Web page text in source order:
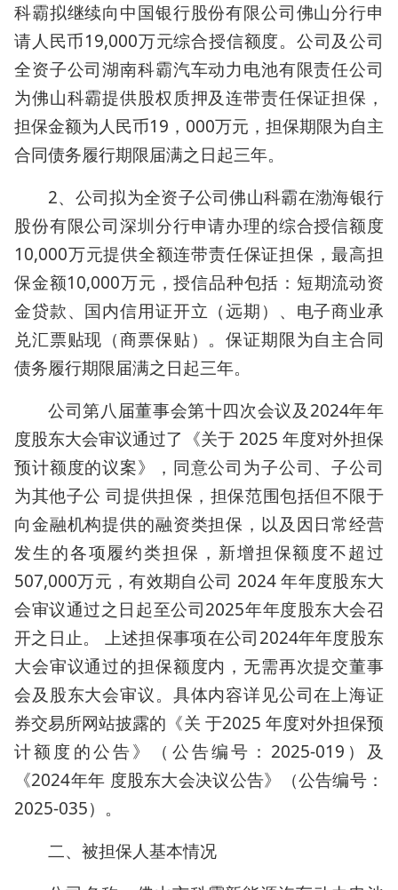
科霸拟继续向中国银行股份有限公司佛山分行申
请人民币19,000万元综合授信额度。公司及公司
全资子公司湖南科霸汽车动力电池有限责任公司
为佛山科霸提供股权质押及连带责任保证担保，
担保金额为人民币19，000万元，担保期限为自主
合同债务履行期限届满之日起三年。
2、公司拟为全资子公司佛山科霸在渤海银行
股份有限公司深圳分行申请办理的综合授信额度
10,000万元提供全额连带责任保证担保，最高担
保金额10,000万元，授信品种包括：短期流动资
金贷款、国内信用证开立（远期）、电子商业承
兑汇票贴现（商票保贴）。保证期限为自主合同
债务履行期限届满之日起三年。
公司第八届董事会第十四次会议及2024年年
度股东大会审议通过了《关于 2025 年度对外担保
预计额度的议案》，同意公司为子公司、子公司
为其他子公 司提供担保，担保范围包括但不限于
向金融机构提供的融资类担保，以及因日常经营
发生的各项履约类担保，新增担保额度不超过
507,000万元，有效期自公司 2024 年年度股东大
会审议通过之日起至公司2025年年度股东大会召
开之日止。 上述担保事项在公司2024年年度股东
大会审议通过的担保额度内，无需再次提交董事
会及股东大会审议。具体内容详见公司在上海证
券交易所网站披露的《关 于2025 年度对外担保预
计额度的公告》（公告编号：2025-019）及
《2024年年 度股东大会决议公告》（公告编号：
2025-035）。
二、被担保人基本情况